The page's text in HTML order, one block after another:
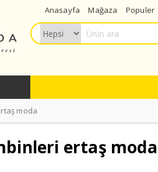
Anasayfa Mağaza Populer
moda
ertaş moda